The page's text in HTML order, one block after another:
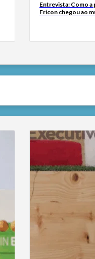
Entrevista: Como
Fricon chegou ao